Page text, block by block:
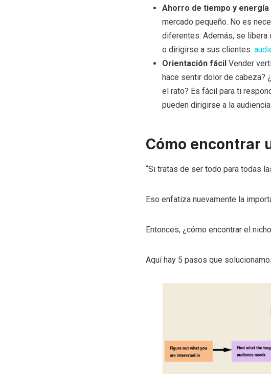
Ahorro de tiempo y energía
mercado pequeño. No es
diferentes. Además, se libera
o dirigirse a sus clientes.
Orientación fácilVender
hace sentir dolor de cabeza?
el rato? Es fácil para ti
pueden dirigirse a la
Cómo encontrar
“Si tratas de ser todo para todas
Eso enfatiza nuevamente la
Entonces, ¿cómo encontrar el
Aquí hay 5 pasos que